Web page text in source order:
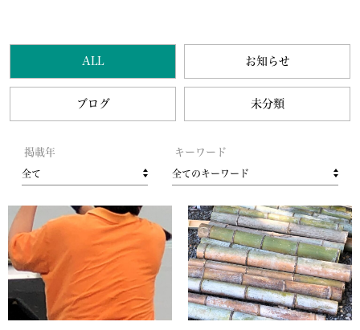
ALL お知らせ
ブログ 未分類
掲載年
全て
キーワード
全てのキーワード